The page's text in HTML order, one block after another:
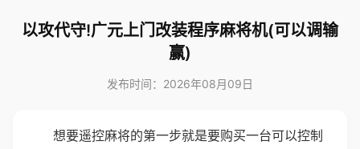
以攻代守!广元上门改装程序麻将机(可以调输
赢)
发布时间：2026年08月09日
想要遥控麻将的第一步就是要购买一台可以控制